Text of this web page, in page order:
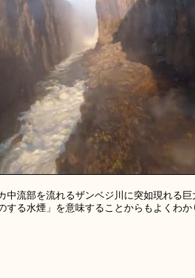
中流部を流れるザンベジ川に突如現れる
する水煙」を意味することからもよくわか